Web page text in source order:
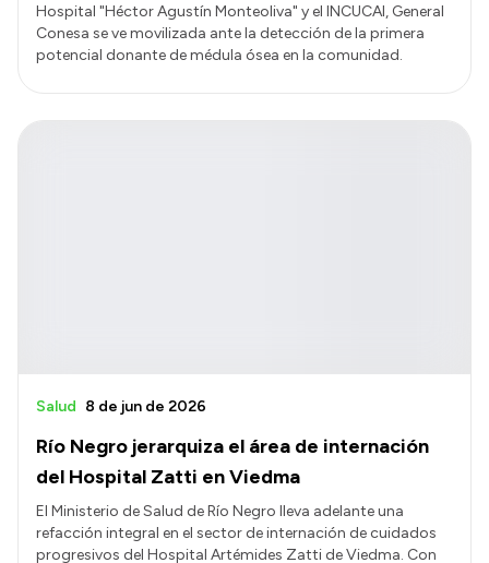
Hospital "Héctor Agustín Monteoliva" y el INCUCAI, General
Conesa se ve movilizada ante la detección de la primera
potencial donante de médula ósea en la comunidad.
Río Negro jerarquiza el área de internación
del Hospital Zatti en Viedma
Salud 8 de jun de 2026
El Ministerio de Salud de Río Negro lleva adelante una
refacción integral en el sector de internación de cuidados
progresivos del Hospital Artémides Zatti de Viedma. Con